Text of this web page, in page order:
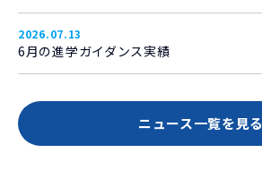
2026.07.13
6月の進学ガイダンス実績
ニュース一覧を見る